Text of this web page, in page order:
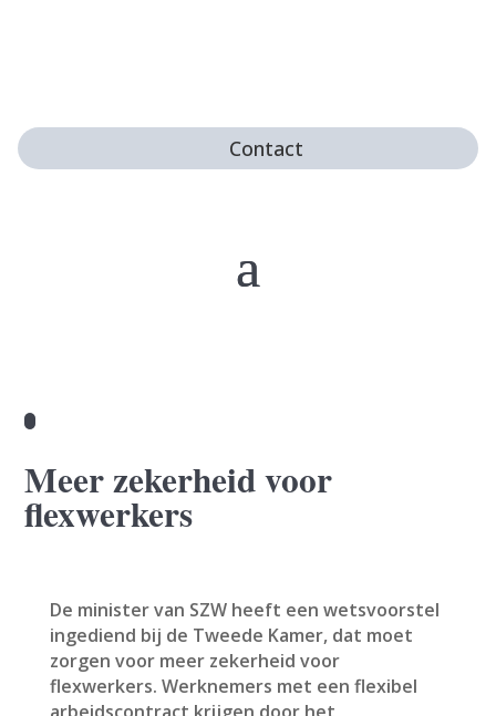
Contact
Meer zekerheid voor
flexwerkers
De minister van SZW heeft een wetsvoorstel
ingediend bij de Tweede Kamer, dat moet
zorgen voor meer zekerheid voor
flexwerkers. Werknemers met een flexibel